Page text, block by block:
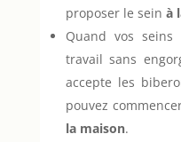
proposer le sein à
Quand vos
travail sans
accepte les
pouvez
la maison.